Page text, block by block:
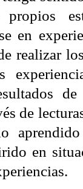
en
realizar
de
en